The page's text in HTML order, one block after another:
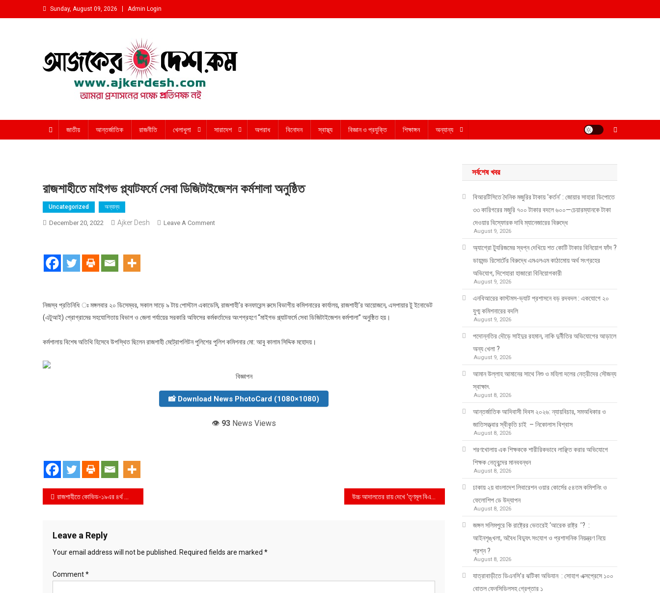
to
Sunday, August 09, 2026 Admin Login
জাতীয় আন্তর্জাতিক রাজনীতি খেলাধুলা সারাদেশ অপরাধ বিনোদন স্বাস্থ্য বিজ্ঞান ও প্রযুক্তি শিক্ষাঙ্গন অন্যান্য
রাজশাহীতে মাইগভ প্ল্যাটফর্মে সেবা ডিজিটাইজেশন কর্মশালা অনুষ্ঠিত
Uncategorized অন্যান্য
December 20, 2022 Ajker Desh Leave A CommentOn
অনুষ্ঠিত
নিজস্ব প্রতিনিধি ঃ মঙ্গলবার ২০ ডিসেম্বর, সকাল সাড়ে ৯ টায় পোস্টাল একাডেমি, রাজশাহী’র কনফারেন্স রুমে বিভাগীয় কমিশনারের কার্যালয়, রাজশাহী’র আয়োজনে, এসপায়ার টু ইনোভেট
(এটুআই) প্রোগ্রামের সহযোগিতায় বিভাগ ও জেলা পর্যায়ের সরকারি অফিসের কর্মকর্তাদের অংশগ্রহণে “মাইগভ প্ল্যাটফর্মে সেবা ডিজিটাইজেশন কর্মশালা” অনুষ্ঠিত হয়।
কর্মশালায় বিশেষ অতিথি হিসেবে উপস্থিত ছিলেন রাজশাহী মেট্রোপলিটন পুলিশের পুলিশ কমিশনার মো: আবু কালাম সিদ্দিক মহোদয়।
বিজ্ঞাপন
📸 Download News PhotoCard (1080×1080)
👁️ 93 News Views
Post
রাজশাহীতে কোভিড-১৯এর ৪র্থ ডোজ টিকাদান কর্মসূচির উদ্বোধন ও টিকা গ্রহণ কার্যক্রম অনুষ্ঠিত
Leave a Reply
Your email address will not be published. Required fields are marked *
Comment*
সর্বশেষ খবর
বিআরটিসিতে দৈনিক মজুরির টাকায় ‘কর্তন’ : জোয়ার সাহারা ডিপোতে
৩৩ কারিগরের মজুরি ৭০০ টাকার বদলে ৬০০—চেয়ারম্যানকে টাকা
দেওয়ার বিস্ফোরক দাবি ম্যানেজারের বিরুদ্ধে
August 9, 2026
অ্যাগ্রো ট্যুরিজমের স্বপ্ন দেখিয়ে শত কোটি টাকার বিনিয়োগ ফাঁদ ?
ডায়মন্ড রিসোর্টের বিরুদ্ধে এমএলএম কাঠামোয় অর্থ সংগ্রহের
অভিযোগ, দিশেহারা হাজারো বিনিয়োগকারী
August 9, 2026
এনবিআরের কাস্টমস-ভ্যাট প্রশাসনে বড় রদবদল : একযোগে ২০
যুগ্ম কমিশনারের বদলি
August 9, 2026
পদোন্নতির দৌড়ে সাইদুর রহমান, নাকি দুর্নীতির অভিযোগের আড়ালে
অন্য খেলা ?
August 9, 2026
আমান উল্লাহ আমানের সাথে নিশু ও মহিলা দলের নেত্রীদের সৌজন্য
স্বাক্ষাৎ
August 8, 2026
আন্তর্জাতিক আদিবাসী দিবস ২০২৬: ন্যায়বিচার, সমঅধিকার ও
জাতিসত্ত্বার স্বীকৃতি চাই – নিকোলাস বিশ্বাস
August 8, 2026
শরণখোলায় এক শিক্ষককে শারীরিকভাবে লাঞ্ছিত করার অভিযোগে
শিক্ষক নেতৃবৃন্দের মানববন্ধন
August 8, 2026
ঢাকায় ২য় বাংলাদেশ লিবারেশন ওয়ার কোর্সের ৫৪তম কমিশনিং ও
ফেলোশিপ ডে উদ্‌যাপন
August 8, 2026
জঙ্গল সলিমপুরে কি রাষ্ট্রের ভেতরেই ‘আরেক রাষ্ট্র ’? :
আইনশৃঙ্খলা, অবৈধ বিদ্যুৎ সংযোগ ও প্রশাসনিক নিয়ন্ত্রণ নিয়ে
প্রশ্ন ?
August 8, 2026
যাত্রাবাড়ীতে ডিএনসি’র ঝটিকা অভিযান : সোহাগ এক্সপ্রেসে ১০০
বোতল ফেনসিডিলসহ গ্রেপ্তার ১